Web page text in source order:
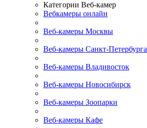
Категории Веб-камер
Вебкамеры онлайн
Веб-камеры Москвы
Веб-камеры Санкт-Петербурга
Веб-камеры Владивосток
Веб-камеры Новосибирск
Веб-камеры Зоопарки
Веб-камеры Кафе